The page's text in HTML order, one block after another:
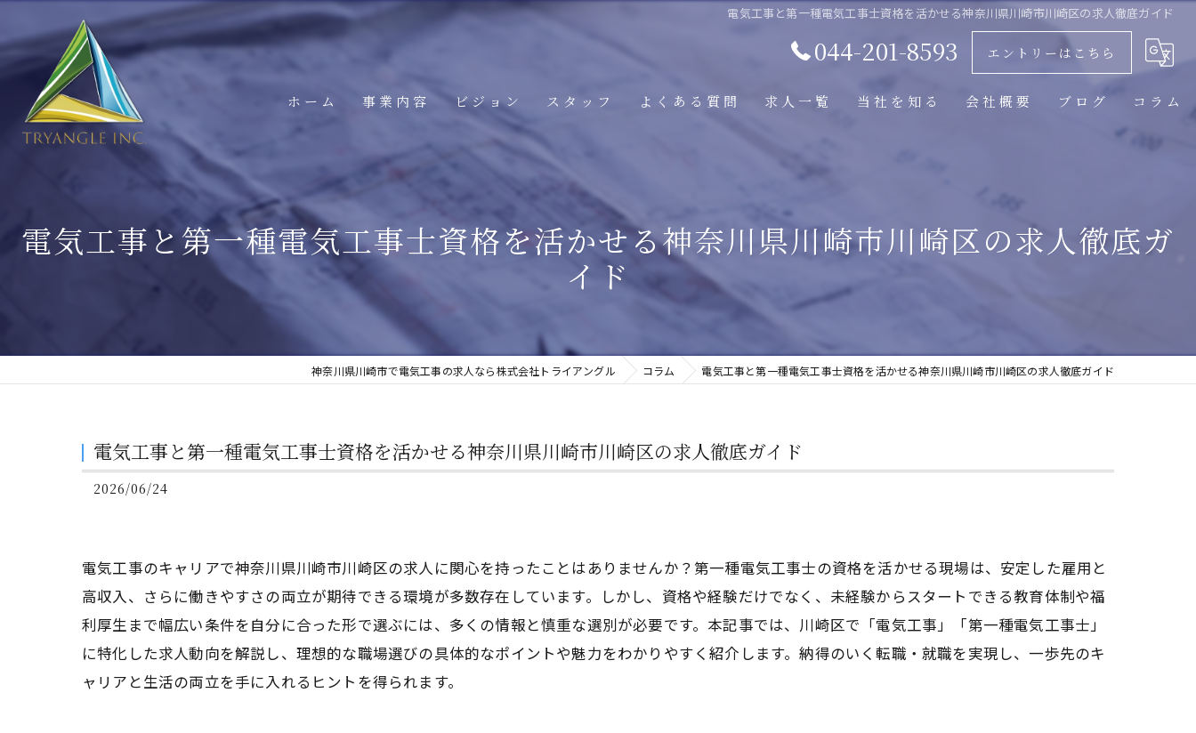
電気工事と第一種電気工事士資格を活かせる神奈川県川崎市川崎区の求人徹底ガイド
044-201-8593 エントリーはこちら
ホーム 事業内容 ビジョン スタッフ よくある質問 求人一覧 当社を知る
照明器具交換
会社概要 ブログ コラム
電気工事と第一種電気工事士資格を活かせる神奈川県川崎市川崎区の求人徹底ガ
イド
神奈川県川崎市で電気工事の求人なら株式会社トライアングル コラム 電気工事と第一種電気工事士資格を活かせる神奈川県川崎市川崎区の求人徹底ガイド
電気工事と第一種電気工事士資格を活かせる神奈川県川崎市川崎区の求人徹底ガイド
2026/06/24
電気工事のキャリアで神奈川県川崎市川崎区の求人に関心を持ったことはありませんか？第一種電気工事士の資格を活かせる現場は、安定した雇用と
高収入、さらに働きやすさの両立が期待できる環境が多数存在しています。しかし、資格や経験だけでなく、未経験からスタートできる教育体制や福
利厚生まで幅広い条件を自分に合った形で選ぶには、多くの情報と慎重な選別が必要です。本記事では、川崎区で「電気工事」「第一種電気工事士」
に特化した求人動向を解説し、理想的な職場選びの具体的なポイントや魅力をわかりやすく紹介します。納得のいく転職・就職を実現し、一歩先のキ
ャリアと生活の両立を手に入れるヒントを得られます。